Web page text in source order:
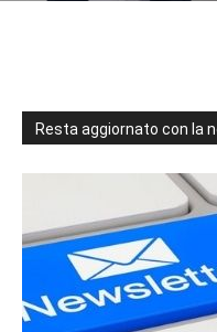
Resta aggiornato con la